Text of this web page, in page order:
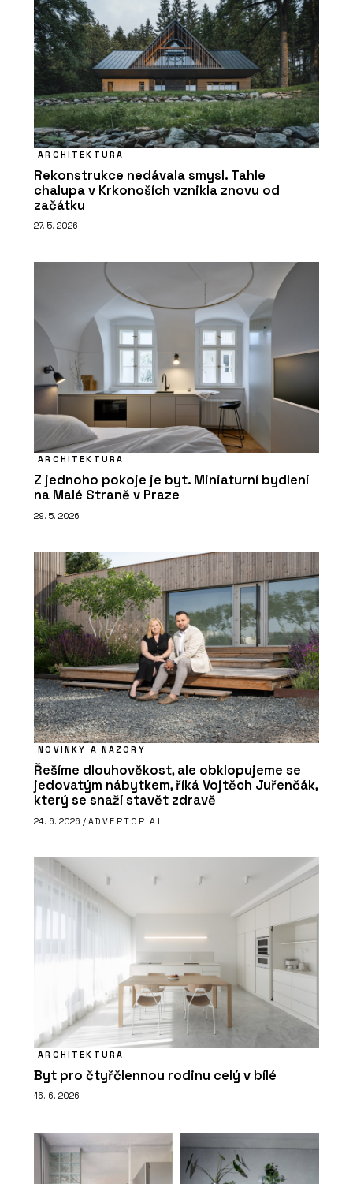
ARCHITEKTURA
Rekonstrukce nedávala smysl. Tahle
chalupa v Krkonoších vznikla znovu od
začátku
27. 5. 2026
ARCHITEKTURA
Z jednoho pokoje je byt. Miniaturní bydlení
na Malé Straně v Praze
29. 5. 2026
NOVINKY A NÁZORY
Řešíme dlouhověkost, ale obklopujeme se
jedovatým nábytkem, říká Vojtěch Juřenčák,
který se snaží stavět zdravě
24. 6. 2026 / ADVERTORIAL
ARCHITEKTURA
Byt pro čtyřčlennou rodinu celý v bílé
16. 6. 2026